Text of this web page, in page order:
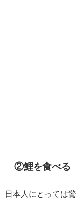
②鯉を食べる
日本人にとっては